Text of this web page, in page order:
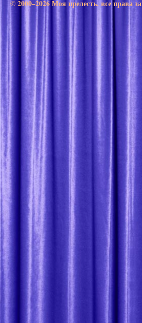
© 2000–2026 Моя прелесть. все права